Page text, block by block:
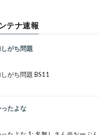
テナ速報
がち問題
がち問題 BS11
ったよな